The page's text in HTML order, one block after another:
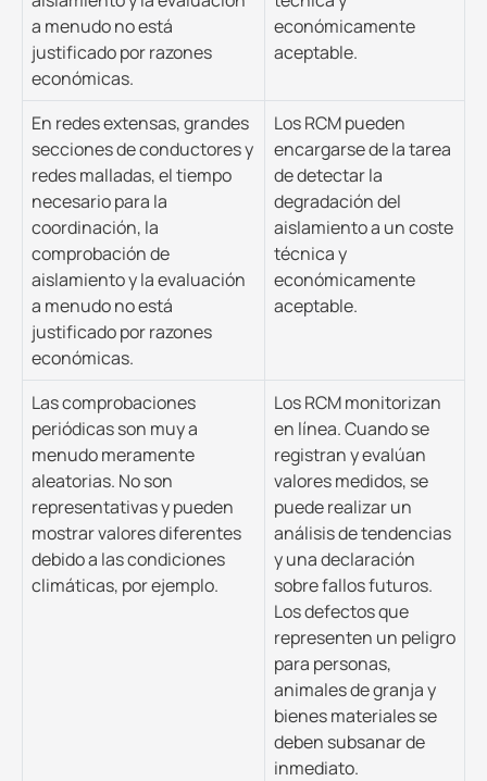
a menudo no está
justificado por razones
económicas.
económicamente
aceptable.
En redes extensas, grandes
secciones de conductores y
redes malladas, el tiempo
necesario para la
coordinación, la
comprobación de
aislamiento y la evaluación
a menudo no está
justificado por razones
económicas.
Los RCM pueden
encargarse de la tarea
de detectar la
degradación del
aislamiento a un coste
técnica y
económicamente
aceptable.
Las comprobaciones
periódicas son muy a
menudo meramente
aleatorias. No son
representativas y pueden
mostrar valores diferentes
debido a las condiciones
climáticas, por ejemplo.
Los RCM monitorizan
en línea. Cuando se
registran y evalúan
valores medidos, se
puede realizar un
análisis de tendencias
y una declaración
sobre fallos futuros.
Los defectos que
representen un peligro
para personas,
animales de granja y
bienes materiales se
deben subsanar de
inmediato.